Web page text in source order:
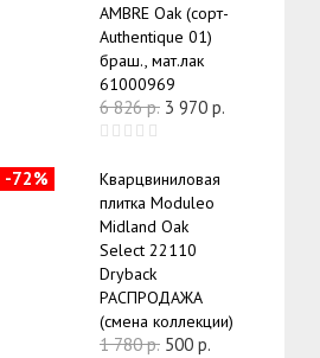
AMBRE Oak (сорт-
Authentique 01)
браш., мат.лак
61000969
6 826р. 3 970р.
Кварцвиниловая
плитка Moduleo
Midland Oak
Select 22110
Dryback
РАСПРОДАЖА
(смена коллекции)
1 780р. 500р.
-72%